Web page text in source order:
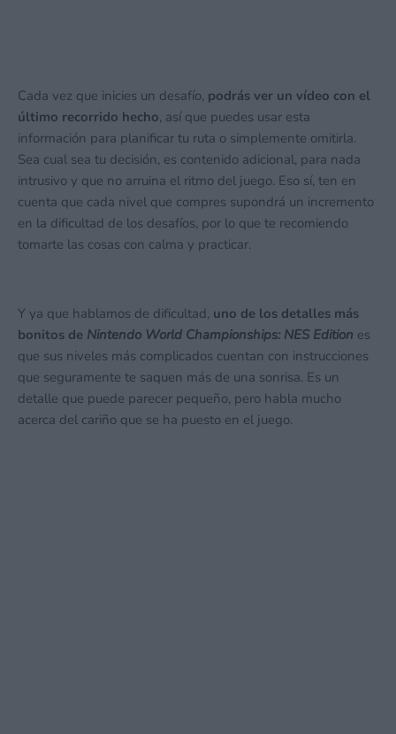
Cada vez que inicies un desafío, podrás ver un vídeo con el
último recorrido hecho, así que puedes usar esta
información para planificar tu ruta o simplemente omitirla.
Sea cual sea tu decisión, es contenido adicional, para nada
intrusivo y que no arruina el ritmo del juego. Eso sí, ten en
cuenta que cada nivel que compres supondrá un incremento
en la dificultad de los desafíos, por lo que te recomiendo
tomarte las cosas con calma y practicar.
Y ya que hablamos de dificultad, uno de los detalles más
bonitos de Nintendo World Championships: NES Edition es
que sus niveles más complicados cuentan con instrucciones
que seguramente te saquen más de una sonrisa. Es un
detalle que puede parecer pequeño, pero habla mucho
acerca del cariño que se ha puesto en el juego.